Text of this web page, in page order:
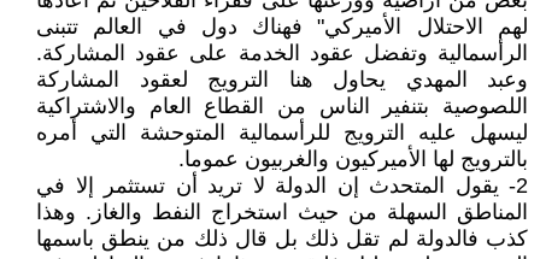
لهم الاحتلال الأميركي" فهناك دول في العالم تتبنى
الرأسمالية وتفضل عقود الخدمة على عقود المشاركة.
وعبد المهدي يحاول هنا الترويج لعقود المشاركة
اللصوصية بتنفير الناس من القطاع العام والاشتراكية
ليسهل عليه الترويج للرأسمالية المتوحشة التي أمره
بالترويج لها الأميركيون والغربيون عموما.
2- يقول المتحدث إن الدولة لا تريد أن تستثمر إلا في
المناطق السهلة من حيث استخراج النفط والغاز. وهذا
كذب فالدولة لم تقل ذلك بل قال ذلك من ينطق باسمها